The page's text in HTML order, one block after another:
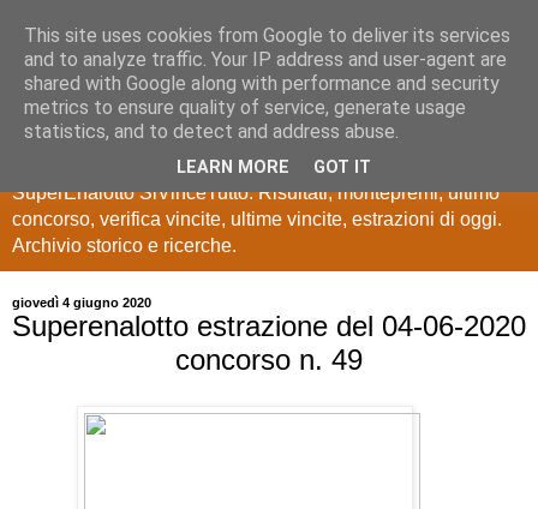
Estrazioni Lotto
SuperEnalotto
Ultime estrazioni di Lotto, SuperEnalotto, 10 e lotto,
SuperEnalotto SiVinceTutto. Risultati, montepremi, ultimo
concorso, verifica vincite, ultime vincite, estrazioni di oggi.
Archivio storico e ricerche.
giovedì 4 giugno 2020
Superenalotto estrazione del 04-06-2020
concorso n. 49
This site uses cookies from Google to deliver its services
and to analyze traffic. Your IP address and user-agent are
shared with Google along with performance and security
metrics to ensure quality of service, generate usage
statistics, and to detect and address abuse.
LEARN MORE GOT IT